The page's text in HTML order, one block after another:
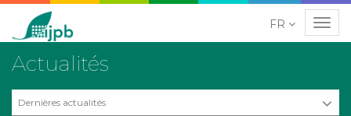
FR
Actualités
Dernières actualités